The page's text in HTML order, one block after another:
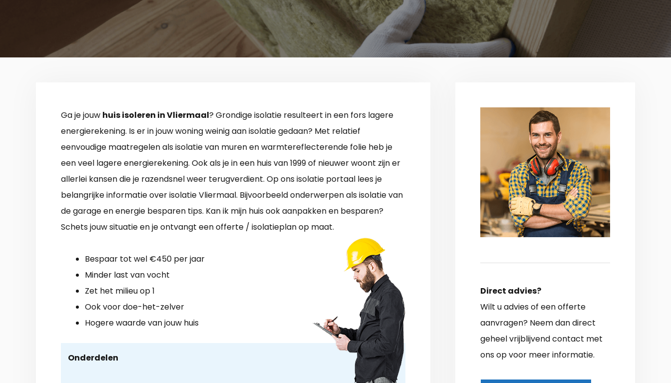
Ga je jouw huis isoleren in Vliermaal? Grondige isolatie resulteert in een fors lagere
energierekening. Is er in jouw woning weinig aan isolatie gedaan? Met relatief
eenvoudige maatregelen als isolatie van muren en warmtereflecterende folie heb je
een veel lagere energierekening. Ook als je in een huis van 1999 of nieuwer woont zijn er
allerlei kansen die je razendsnel weer terugverdient. Op ons isolatie portaal lees je
belangrijke informatie over isolatie Vliermaal. Bijvoorbeeld onderwerpen als isolatie van
de garage en energie besparen tips. Kan ik mijn huis ook aanpakken en besparen?
Schets jouw situatie en je ontvangt een offerte / isolatieplan op maat.
Bespaar tot wel €450 per jaar
Minder last van vocht
Zet het milieu op 1
Ook voor doe-het-zelver
Hogere waarde van jouw huis
Onderdelen
Direct advies?
Wilt u advies of een offerte
aanvragen? Neem dan direct
geheel vrijblijvend contact met
ons op voor meer informatie.